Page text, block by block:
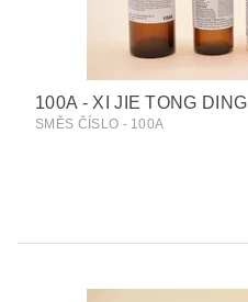
100A - XI JIE TONG DING
SMĚS ČÍSLO - 100A